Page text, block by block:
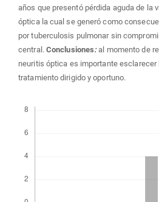
años que presentó pérdida aguda de la
óptica la cual se generó como
por tuberculosis pulmonar sin
central. Conclusiones:al momento de
neuritis óptica es importante esclarecer
tratamiento dirigido y oportuno.